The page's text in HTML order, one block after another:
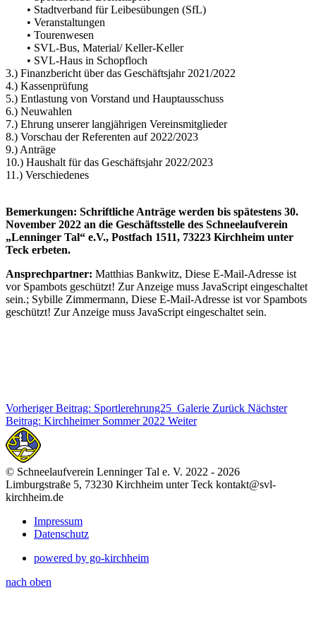
• Stadtverband für Leibesübungen (SfL)
• Veranstaltungen
• Tourenwesen
• SVL-Bus, Material/ Keller-Keller
• SVL-Haus in Schopfloch
3.) Finanzbericht über das Geschäftsjahr 2021/2022
4.) Kassenprüfung
5.) Entlastung von Vorstand und Hauptausschuss
6.) Neuwahlen
7.) Ehrung unserer langjährigen Vereinsmitglieder
8.) Vorschau der Referenten auf 2022/2023
9.) Anträge
10.) Haushalt für das Geschäftsjahr 2022/2023
11.) Verschiedenes
Bemerkungen: Schriftliche Anträge werden bis spätestens 30.
November 2022 an die Geschäftsstelle des Schneelaufverein
„Lenninger Tal“ e.V., Postfach 1511, 73223 Kirchheim unter
Teck erbeten.
Ansprechpartner: Matthias Bankwitz, Diese E-Mail-Adresse ist
vor Spambots geschützt! Zur Anzeige muss JavaScript eingeschaltet
sein.; Sybille Zimmermann, Diese E-Mail-Adresse ist vor Spambots
geschützt! Zur Anzeige muss JavaScript eingeschaltet sein.
Vorheriger Beitrag: Sportlerehrung25_Galerie Zurück Nächster
Beitrag: Kirchheimer Sommer 2022 Weiter
© Schneelaufverein Lenninger Tal e. V. 2022 - 2026
Limburgstraße 5, 73230 Kirchheim unter Teck kontakt@svl-
kirchheim.de
Impressum
Datenschutz
powered by go-kirchheim
nach oben